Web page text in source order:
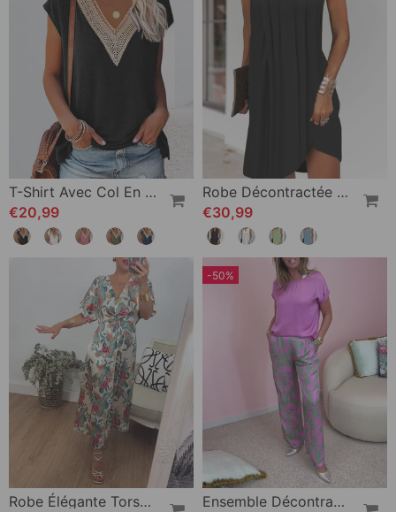
T-Shirt Avec Col En V Et Dentelle
€20,99
Robe Décontractée Sans Manches À Col En V
€30,99
Robe Élégante Torsadée À Col En V Et Imprimé Botanique
-50%
Ensemble Décontracté Imprimé Avec Poches Et Manches Courtes